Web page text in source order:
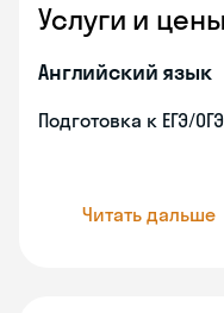
Услуги и цены
Английский язык
Подготовка к ЕГЭ/ОГЭ
Читать дальше